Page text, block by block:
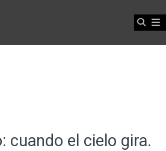
cuando el cielo gira.